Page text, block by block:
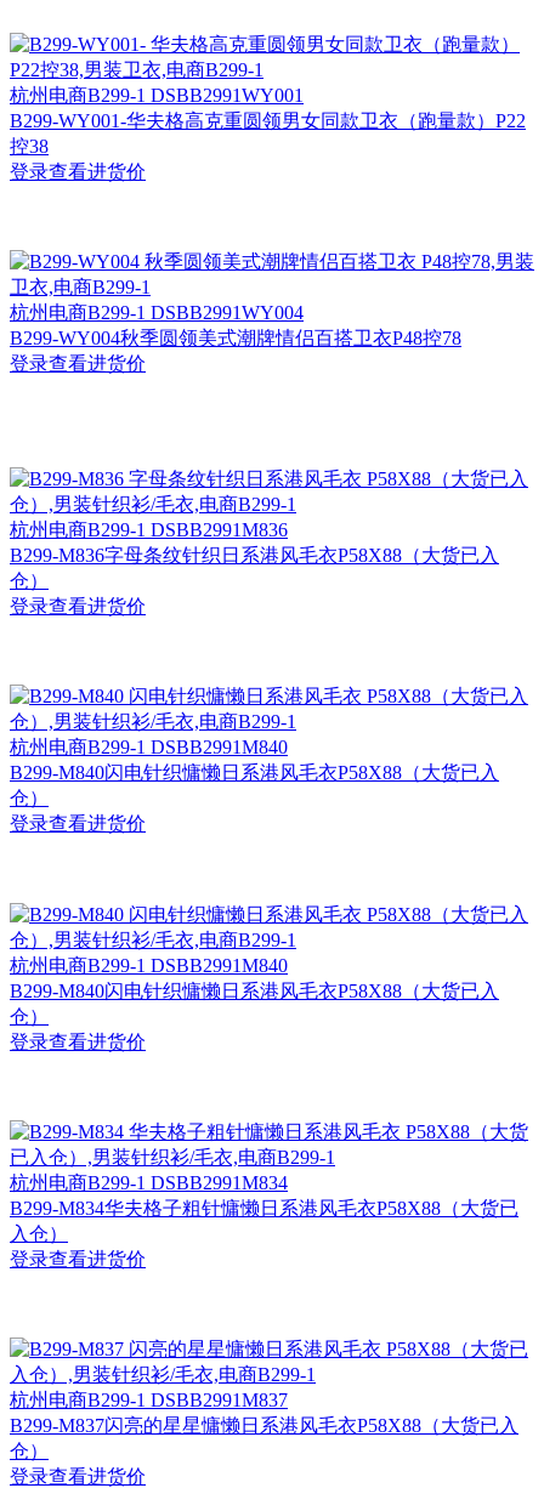
杭州 电商B299-1 DSBB2991WY001
B299-WY001-华夫格高克重圆领男女同款卫衣（跑量款）P22
控38
登录查看进货价
杭州 电商B299-1 DSBB2991WY004
B299-WY004秋季圆领美式潮牌情侣百搭卫衣P48控78
登录查看进货价
杭州 电商B299-1 DSBB2991M836
B299-M836字母条纹针织日系港风毛衣P58X88（大货已入
仓）
登录查看进货价
杭州 电商B299-1 DSBB2991M840
B299-M840闪电针织慵懒日系港风毛衣P58X88（大货已入
仓）
登录查看进货价
杭州 电商B299-1 DSBB2991M840
B299-M840闪电针织慵懒日系港风毛衣P58X88（大货已入
仓）
登录查看进货价
杭州 电商B299-1 DSBB2991M834
B299-M834华夫格子粗针慵懒日系港风毛衣P58X88（大货已
入仓）
登录查看进货价
杭州 电商B299-1 DSBB2991M837
B299-M837闪亮的星星慵懒日系港风毛衣P58X88（大货已入
仓）
登录查看进货价